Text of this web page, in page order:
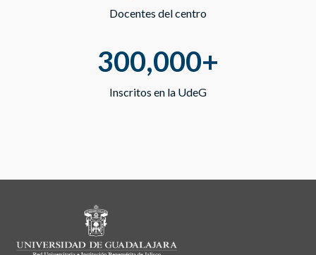
Docentes del centro
300,000+
Inscritos en la UdeG